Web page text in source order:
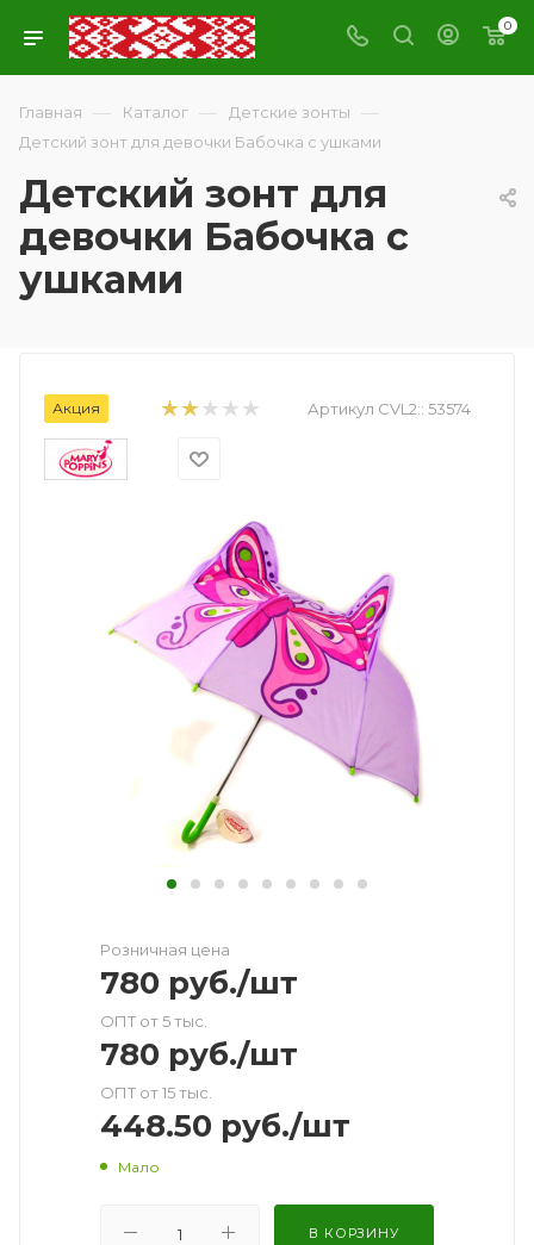
0
Главная — Каталог — Детские зонты —
Детский зонт для девочки Бабочка с ушками
Детский зонт для
девочки Бабочка с
ушками
Акция Артикул CVL2:: 53574
Розничная цена
780 руб./шт
ОПТ от 5 тыс.
780 руб./шт
ОПТ от 15 тыс.
448.50 руб./шт
Мало
В КОРЗИНУ